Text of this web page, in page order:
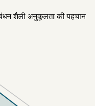
शैली अनुकूलता की पहचान